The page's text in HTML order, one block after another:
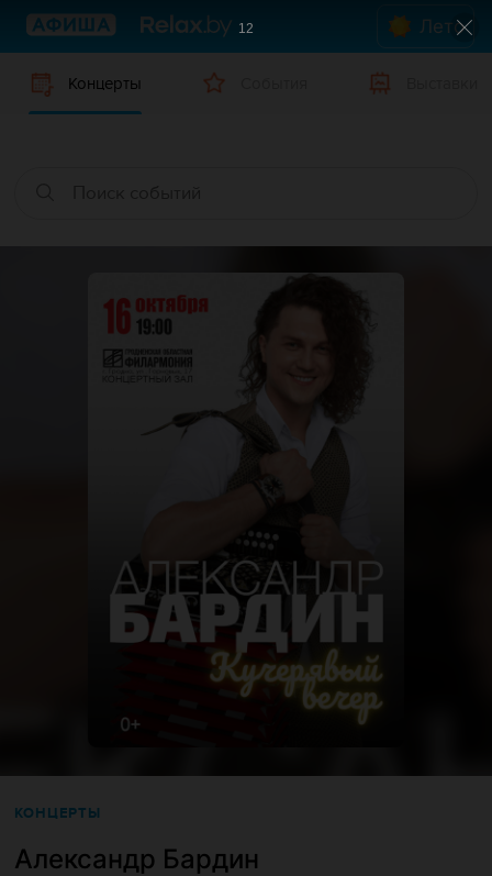
Лето
Концерты
КОНЦЕРТЫ
Александр Бардин
12